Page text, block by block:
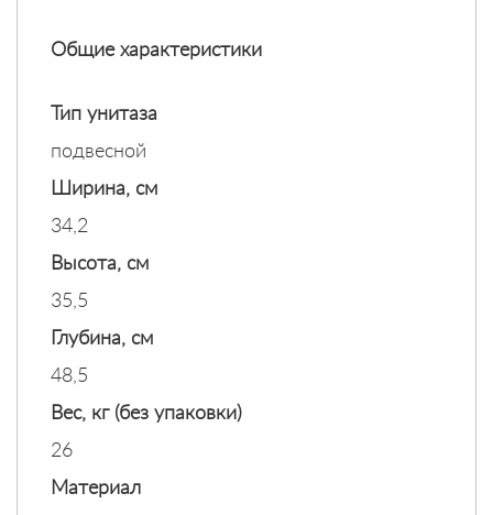
Общие характеристики
Тип унитаза
подвесной
Ширина, см
34,2
Высота, см
35,5
Глубина, см
48,5
Вес, кг (без упаковки)
26
Материал